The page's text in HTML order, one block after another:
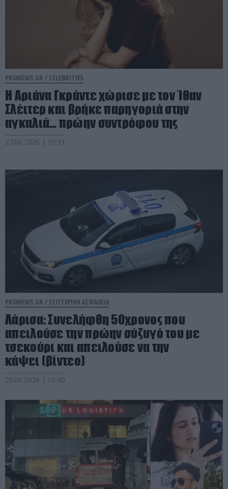
PRONEWS.GR / CELEBRITIES
Η Αριάνα Γκράντε χώρισε με τον Ίθαν
Σλέιτερ και βρήκε παρηγοριά στην
αγκαλιά… πρώην συντρόφου της
27.06.2026 | 10:31
PRONEWS.GR / ΕΣΩΤΕΡΙΚΗ ΑΣΦΑΛΕΙΑ
Λάρισα: Συνελήφθη 50χρονος που
απειλούσε την πρώην σύζυγό του με
τσεκούρι και απειλούσε να την
κάψει (βίντεο)
25.06.2026 | 16:40